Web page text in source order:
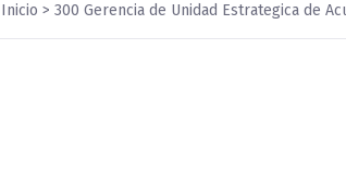
Inicio > 300 Gerencia de Unidad Estrategica de